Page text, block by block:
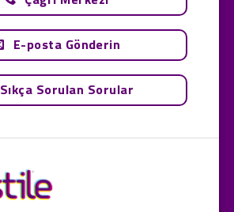
E-posta Gönderin
Sıkça Sorulan Sorular